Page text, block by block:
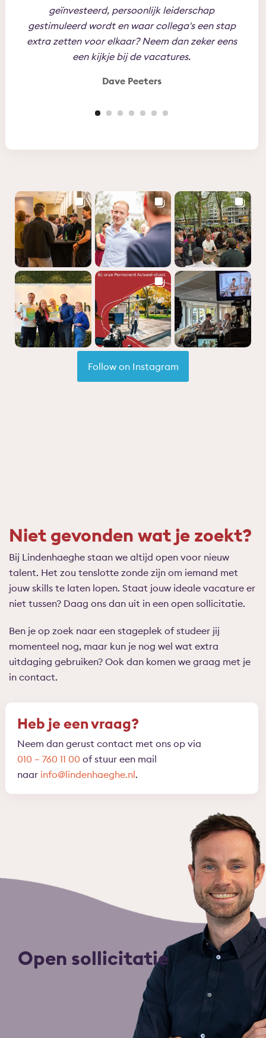
geïnvesteerd, persoonlijk leiderschap
gestimuleerd wordt en waar collega's een stap
extra zetten voor elkaar? Neem dan zeker eens
een kijkje bij de vacatures.
Dave Peeters
Follow on Instagram
Niet gevonden wat je zoekt?
Bij Lindenhaeghe staan we altijd open voor nieuw
talent. Het zou tenslotte zonde zijn om iemand met
jouw skills te laten lopen. Staat jouw ideale vacature er
niet tussen? Daag ons dan uit in een open sollicitatie.
Ben je op zoek naar een stageplek of studeer jij
momenteel nog, maar kun je nog wel wat extra
uitdaging gebruiken? Ook dan komen we graag met je
in contact.
Heb je een vraag?
Neem dan gerust contact met ons op via
010 – 760 11 00 of stuur een mail
naar info@lindenhaeghe.nl.
Open sollicitatie